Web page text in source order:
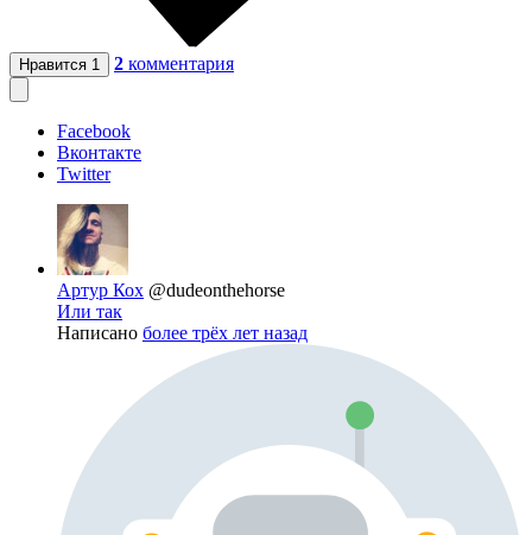
Нравится 1 2 комментария
Facebook
Вконтакте
Twitter
Артур Кох @dudeonthehorse
Или так
Написано более трёх лет назад